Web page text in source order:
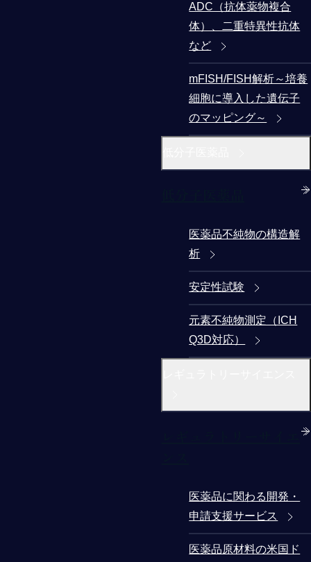
ADC（抗体薬物複合
体）、二重特異性抗体
など
mFISH/FISH解析～培養
細胞に導入した遺伝子
のマッピング～
医薬品不純物の構造解
析
安定性試験
元素不純物測定（ICH
Q3D対応）
医薬品に関わる開発・
申請支援サービス
医薬品原材料の米国ド